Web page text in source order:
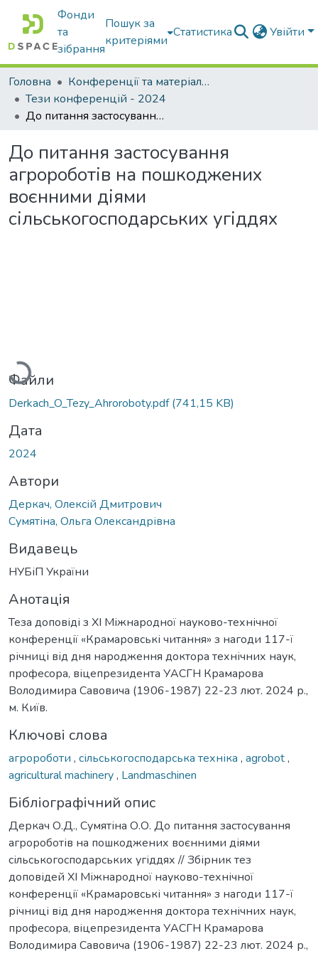
Фонди
та
зібрання
Пошук за
критеріями
Статистика Увійти
Головна
Конференції та матеріали конференцій
Тези конференцій - 2024
До питання застосування агророботів на пошкоджених воєнними діями сільськогосподарських угіддях
До питання застосування
агророботів на пошкоджених
воєнними діями
сільськогосподарських угіддях
Вантажиться...
Файли
Derkach_O_Tezy_Ahroroboty.pdf(741,15 KB)
Дата
2024
Автори
Деркач, Олексій Дмитрович
Сумятіна, Ольга Олександрівна
Видавець
НУБіП України
Анотація
Теза доповіді з ХІ Міжнародної науково-технічної
конференції «Крамаровські читання» з нагоди 117-ї
річниці від дня народження доктора технічних наук,
професора, віцепрезидента УАСГН Крамарова
Володимира Савовича (1906-1987) 22-23 лют. 2024 р.,
м. Київ.
Ключові слова
агророботи , сільськогосподарська техніка , agrobot,
agricultural machinery, Landmaschinen
Бібліографічний опис
Деркач О.Д., Сумятіна О.О. До питання застосування
агророботів на пошкоджених воєнними діями
сільськогосподарських угіддях // Збірник тез
доповідей ХI Міжнародної науково-технічної
конференції «Крамаровські читання» з нагоди 117-ї
річниці від дня народження доктора технічних наук,
професора, віцепрезидента УАСГН Крамарова
Володимира Савовича (1906-1987) 22-23 лют. 2024 р.,